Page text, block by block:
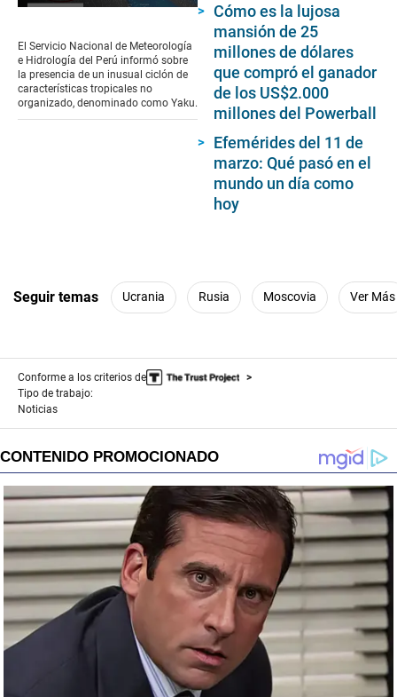
of
1
minute,
14
seconds
El Servicio Nacional de Meteorología
e Hidrología del Perú informó sobre
la presencia de un inusual ciclón de
características tropicales no
organizado, denominado como Yaku.
Cómo es la lujosa
mansión de 25
millones de dólares
que compró el ganador
de los US$2.000
millones del Powerball
Efemérides del 11 de
marzo: Qué pasó en el
mundo un día como
hoy
Seguir temas Ucrania Rusia Moscovia Ver Más
Conforme a los criterios de
Tipo de trabajo:
Noticias